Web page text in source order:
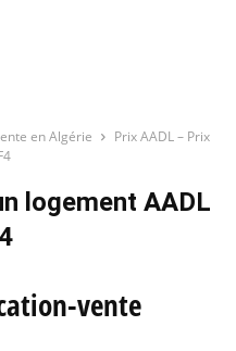
en Algérie
Prix AADL – Prix
logement AADL
vente